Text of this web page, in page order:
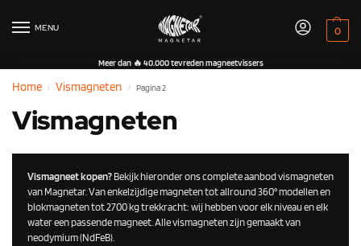
MENU 0
Meer dan 🔥 40.000 tevreden magneetvissers
Home / Vismagneten / Pagina 2
Vismagneten
Vismagneet kopen?Bekijk hieronder ons complete aanbod vismagneten
van Magnetar. Van enkelzijdige magneten tot allround 360° modellen en
blokmagneten tot 2700 kg trekkracht: wij hebben voor elk niveau en elk
water een passende magneet. Alle vismagneten zijn gemaakt van
neodymium (NdFeB).